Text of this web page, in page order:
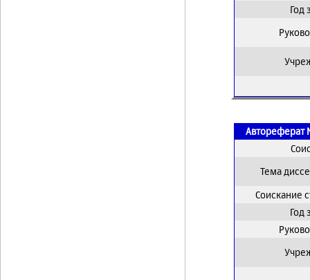
Год
Автореферат
Тема
Соискание
Год